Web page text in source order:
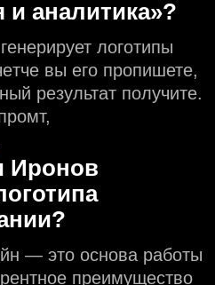
аналитика»?
логотипы
вы его пропишете,
результат получите.
Иронов
— это основа работы
преимущество